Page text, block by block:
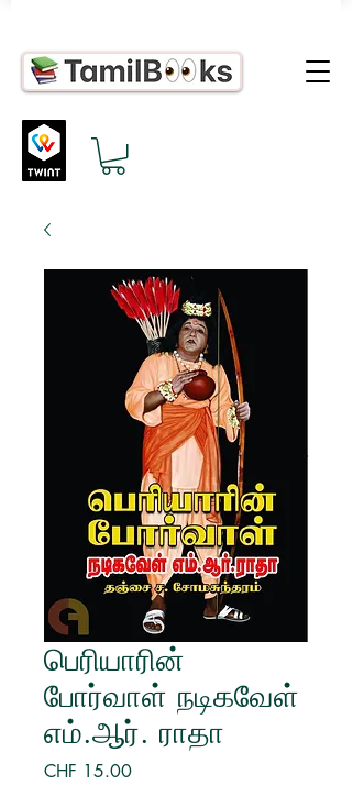
பெரியாரின்
போர்வாள் நடிகவேள்
எம்.ஆர். ராதா
CHF 15.00Price